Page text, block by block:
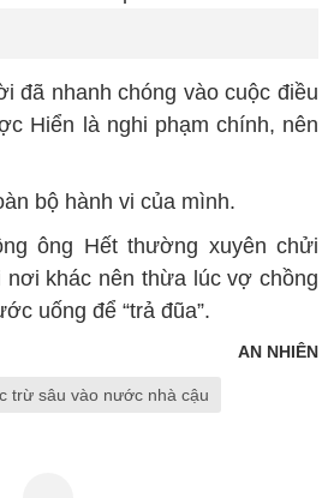
đã nhanh chóng vào cuộc điều
Hiển là nghi phạm chính, nên
bộ hành vi của mình.
ông Hết thường xuyên chửi
khác nên thừa lúc vợ chồng
uống để “trả đũa”.
AN NHIÊN
trừ sâu vào nước nhà cậu